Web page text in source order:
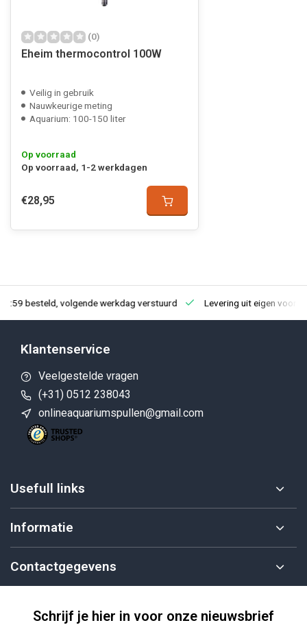
(0)
Eheim thermocontrol 100W
Veilig in gebruik
Nauwkeurige meting
Aquarium: 100-150 liter
Op voorraad
Op voorraad, 1-2 werkdagen
€28,95
besteld, volgende werkdag verstuurd Levering uit eigen
Klantenservice
Veelgestelde vragen
(+31) 0512 238043
onlineaquariumspullen@gmail.com
Usefull links
Informatie
Contactgegevens
Schrijf je hier in voor onze nieuwsbrief